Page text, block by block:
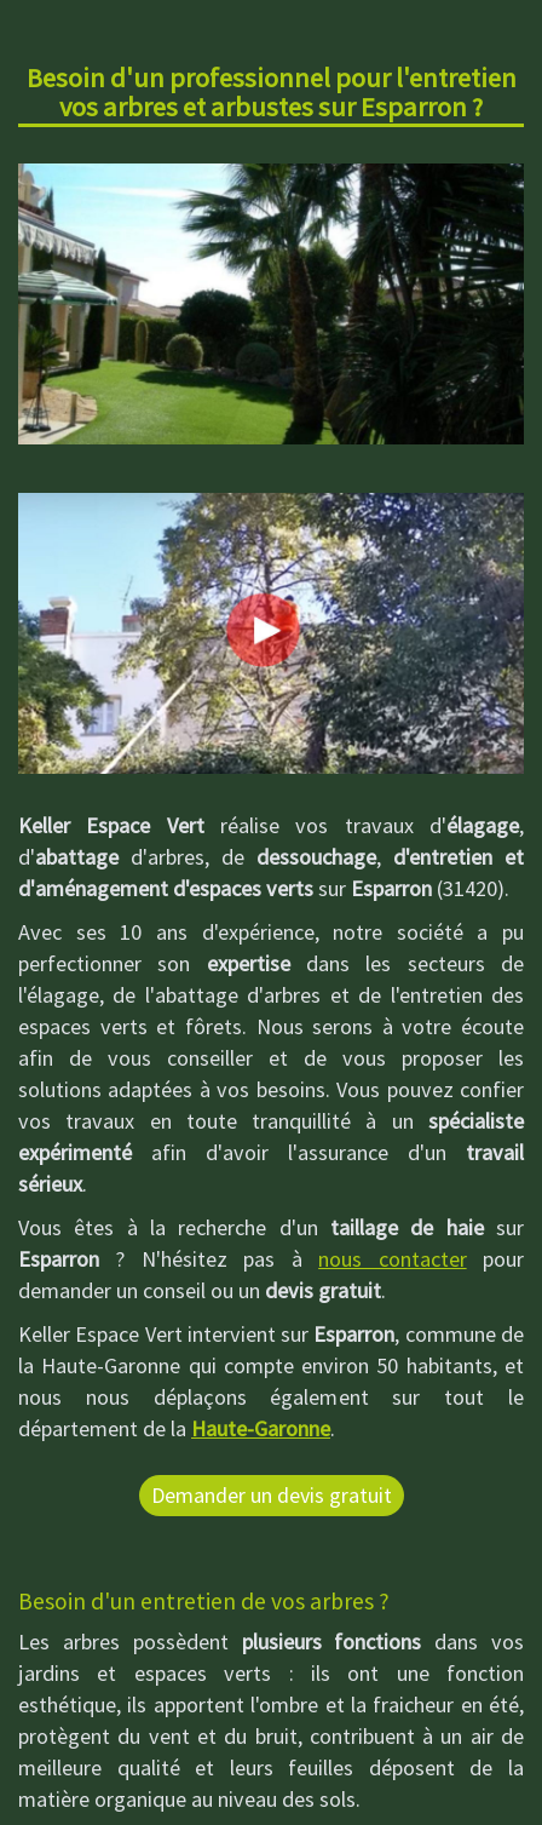
Besoin d'un professionnel pour l'entretien
vos arbres et arbustes sur Esparron ?
Keller Espace Vertréalise vos travaux d'élagage,
d'abattaged'arbres, de dessouchage, d'entretien et
d'aménagement d'espaces vertssur Esparron (31420).
Avec ses 10 ans d'expérience, notre société a pu
perfectionner son expertisedans les secteurs de
l'élagage, de l'abattage d'arbres et de l'entretien des
espaces verts et fôrets. Nous serons à votre écoute
afin de vous conseiller et de vous proposer les
solutions adaptées à vos besoins. Vous pouvez confier
vos travaux en toute tranquillité à un spécialiste
expérimentéafin d'avoir l'assurance d'un travail
sérieux.
Vous êtes à la recherche d'un taillage de haiesur
Esparron ? N'hésitez pas à nous contacterpour
demander un conseil ou un devis gratuit.
Keller Espace Vert intervient sur Esparron, commune de
la Haute-Garonne qui compte environ 50 habitants, et
nous nous déplaçons également sur tout le
département de la Haute-Garonne.
Demander un devis gratuit
Besoin d'un entretien de vos arbres ?
Les arbres possèdent plusieurs fonctions dans vos
jardins et espaces verts : ils ont une fonction
esthétique, ils apportent l'ombre et la fraicheur en été,
protègent du vent et du bruit, contribuent à un air de
meilleure qualité et leurs feuilles déposent de la
matière organique au niveau des sols.